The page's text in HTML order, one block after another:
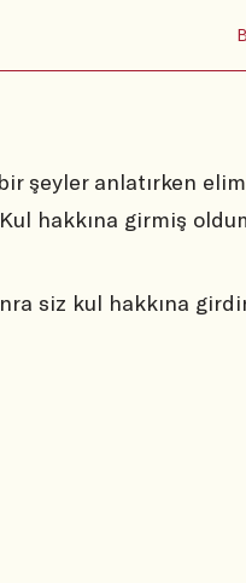
şeyler anlatırken
hakkına girmiş
siz kul hakkına